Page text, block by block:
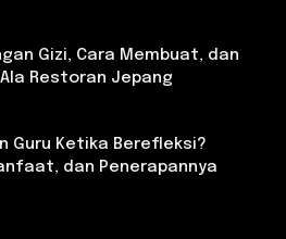
Gizi, Cara Membuat, dan
Restoran Jepang
Guru Ketika Berefleksi?
dan Penerapannya